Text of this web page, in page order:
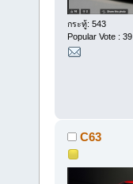
กระทู้: 543
Popular Vote : 39
C63